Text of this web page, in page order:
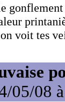
voit tes
05/08